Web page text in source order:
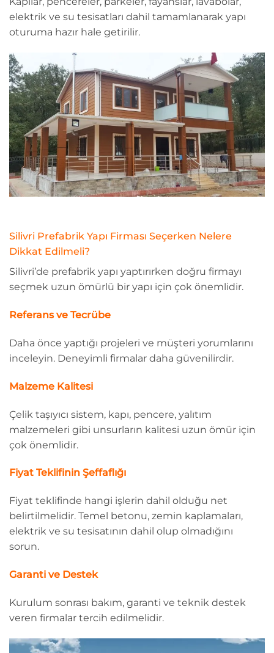
elektrik ve su tesisatları dahil tamamlanarak yapı
oturuma hazır hale getirilir.
Silivri Prefabrik Yapı Firması Seçerken Nelere
Dikkat Edilmeli?
Silivri’de prefabrik yapı yaptırırken doğru firmayı
seçmek uzun ömürlü bir yapı için çok önemlidir.
Referans ve Tecrübe
Daha önce yaptığı projeleri ve müşteri yorumlarını
inceleyin. Deneyimli firmalar daha güvenilirdir.
Malzeme Kalitesi
Çelik taşıyıcı sistem, kapı, pencere, yalıtım
malzemeleri gibi unsurların kalitesi uzun ömür için
çok önemlidir.
Fiyat Teklifinin Şeffaflığı
Fiyat teklifinde hangi işlerin dahil olduğu net
belirtilmelidir. Temel betonu, zemin kaplamaları,
elektrik ve su tesisatının dahil olup olmadığını
sorun.
Garanti ve Destek
Kurulum sonrası bakım, garanti ve teknik destek
veren firmalar tercih edilmelidir.